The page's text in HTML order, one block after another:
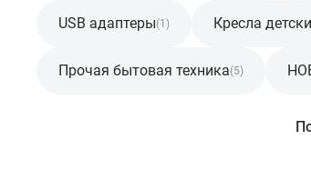
USB адаптеры(1) Кресла
Прочая бытовая техника(5)